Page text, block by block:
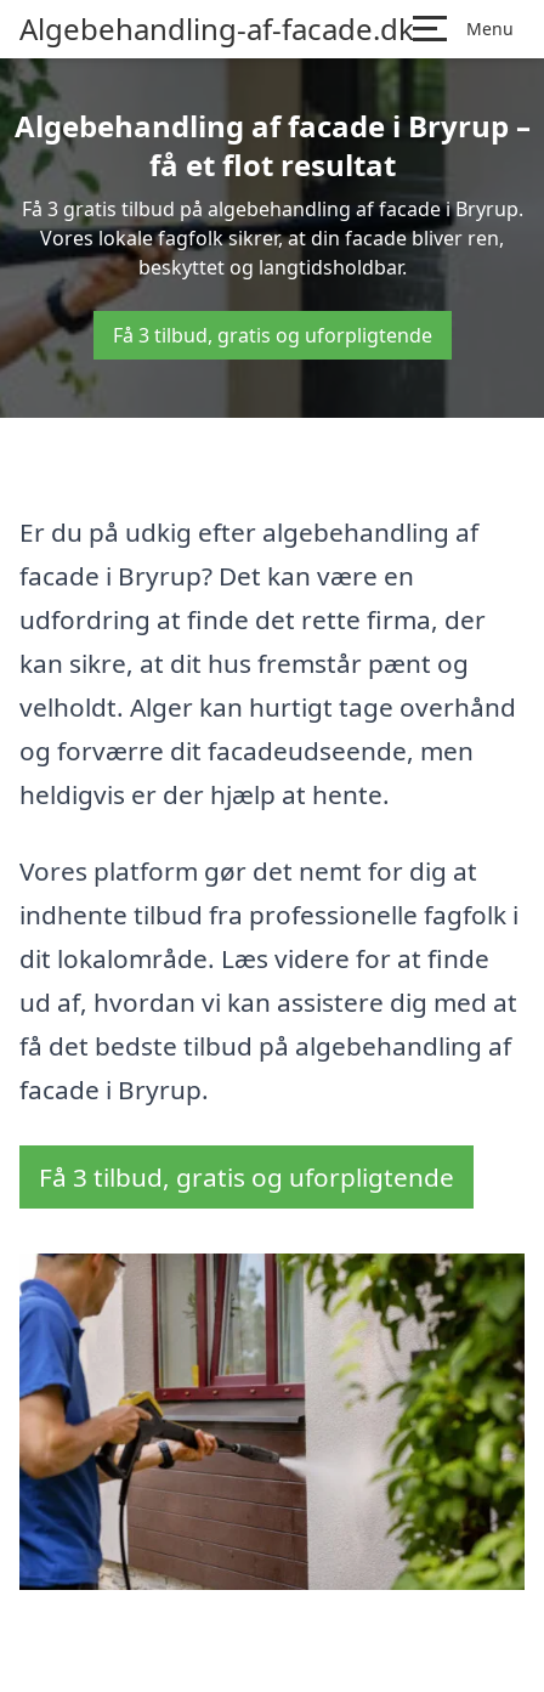
Algebehandling-af-facade.dk Menu
Algebehandling af facade i Bryrup –
få et flot resultat
Få 3 gratis tilbud på algebehandling af facade i Bryrup.
Vores lokale fagfolk sikrer, at din facade bliver ren,
beskyttet og langtidsholdbar.
Få 3 tilbud, gratis og uforpligtende
Er du på udkig efter algebehandling af
facade i Bryrup? Det kan være en
udfordring at finde det rette firma, der
kan sikre, at dit hus fremstår pænt og
velholdt. Alger kan hurtigt tage overhånd
og forværre dit facadeudseende, men
heldigvis er der hjælp at hente.
Vores platform gør det nemt for dig at
indhente tilbud fra professionelle fagfolk i
dit lokalområde. Læs videre for at finde
ud af, hvordan vi kan assistere dig med at
få det bedste tilbud på algebehandling af
facade i Bryrup.
Få 3 tilbud, gratis og uforpligtende